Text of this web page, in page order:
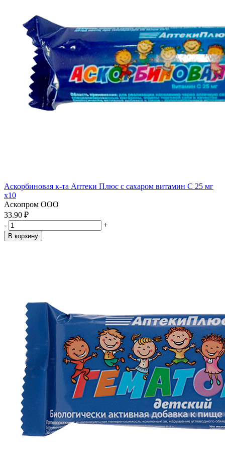
Аскорбиновая к-та Аптеки Плюс с сахаром витамин С 25 мг
x10
Аскопром ООО
33.90 ₽
-
+
В корзину